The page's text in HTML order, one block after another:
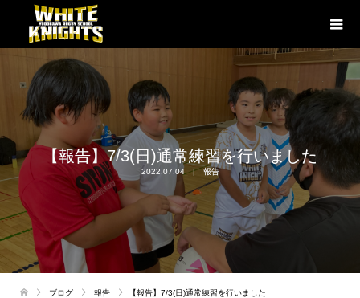
【報告】7/3(日)通常練習を行いました
2022.07.04 報告
ブログ 報告 【報告】7/3(日)通常練習を行いました